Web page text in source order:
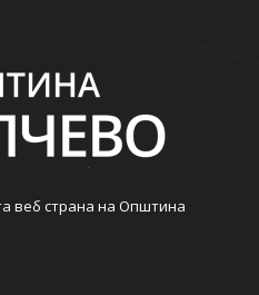
веб страна на Општина